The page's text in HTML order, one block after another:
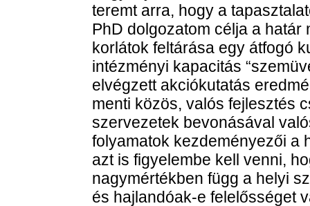
teremt arra, hogy a
PhD dolgozatom célja a
korlátok feltárása egy átfogó
intézményi kapacitás
elvégzett akciókutatás
menti közös, valós fejlesztés
szervezetek bevonásával
folyamatok kezdeményezői a
azt is figyelembe kell venni,
nagymértékben függ a helyi
és hajlandóak-e felelősséget